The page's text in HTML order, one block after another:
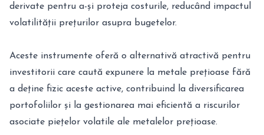
derivate pentru a-și proteja costurile, reducând impactul
volatilității prețurilor asupra bugetelor.
Aceste instrumente oferă o alternativă atractivă pentru
investitorii care caută expunere la metale prețioase fără
a deține fizic aceste active, contribuind la diversificarea
portofoliilor și la gestionarea mai eficientă a riscurilor
asociate piețelor volatile ale metalelor prețioase.